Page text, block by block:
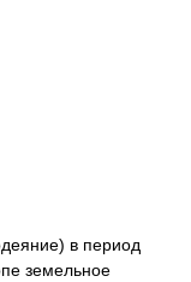
в период
земельное